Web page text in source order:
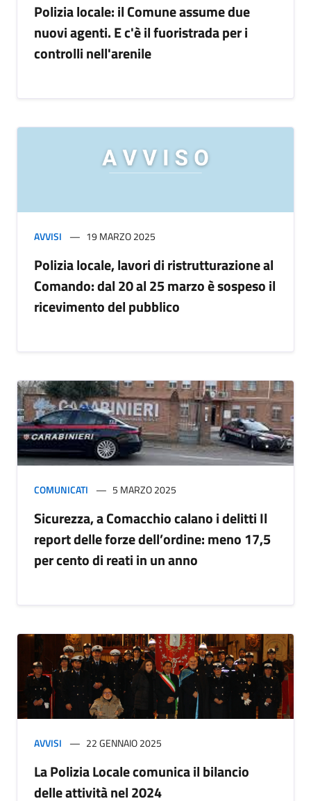
Polizia locale: il Comune assume due
nuovi agenti. E c'è il fuoristrada per i
controlli nell'arenile
AVVISI 19 MARZO 2025
Polizia locale, lavori di ristrutturazione al
Comando: dal 20 al 25 marzo è sospeso il
ricevimento del pubblico
COMUNICATI 5 MARZO 2025
Sicurezza, a Comacchio calano i delitti Il
report delle forze dell’ordine: meno 17,5
per cento di reati in un anno
AVVISI 22 GENNAIO 2025
La Polizia Locale comunica il bilancio
delle attività nel 2024